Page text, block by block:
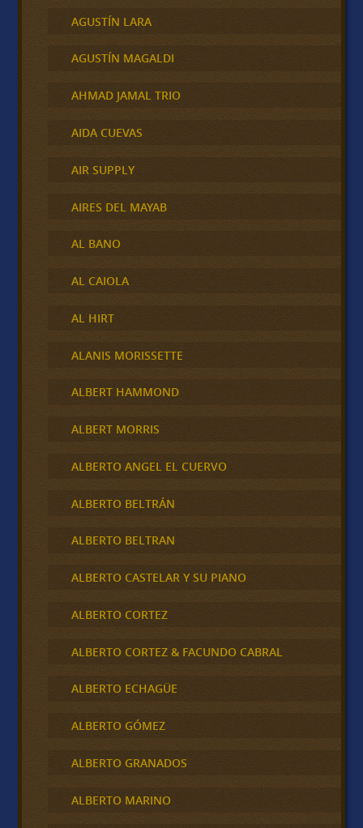
AGUSTÍN LARA
AGUSTÍN MAGALDI
AHMAD JAMAL TRIO
AIDA CUEVAS
AIR SUPPLY
AIRES DEL MAYAB
AL BANO
AL CAIOLA
AL HIRT
ALANIS MORISSETTE
ALBERT HAMMOND
ALBERT MORRIS
ALBERTO ANGEL EL CUERVO
ALBERTO BELTRÁN
ALBERTO BELTRAN
ALBERTO CASTELAR Y SU PIANO
ALBERTO CORTEZ
ALBERTO CORTEZ & FACUNDO CABRAL
ALBERTO ECHAGÜE
ALBERTO GÓMEZ
ALBERTO GRANADOS
ALBERTO MARINO